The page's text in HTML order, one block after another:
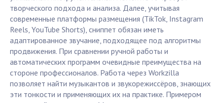
творческого подхода и анализа. Далее, учитывая
современные платформы размещения (TikTok, Instagram
Reels, YouTube Shorts), сниппет обязан иметь
адаптированное звучание, подходящее под алгоритмы
продвижения. При сравнении ручной работы и
автоматических программ очевидные преимущества на
стороне профессионалов. Работа через Workzilla
позволяет найти музыкантов и звукорежиссёров, знающих
эти тонкости и применяющих их на практике. Примером